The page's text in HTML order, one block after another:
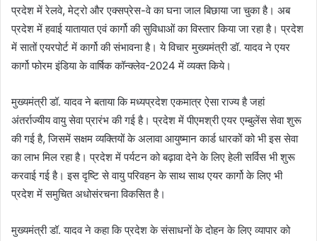
प्रदेश में रेलवे, मेट्रो और एक्सप्रेस-वे का घना जाल बिछाया जा चुका है। अब
प्रदेश में हवाई यातायात एवं कार्गो की सुविधाओं का विस्तार किया जा रहा है। प्रदेश
में सातों एयरपोर्ट में कार्गो की संभावना है। ये विचार मुख्यमंत्री डॉ. यादव ने एयर
कार्गो फोरम इंडिया के वार्षिक कॉन्क्लेव-2024 में व्यक्त किये।
मुख्यमंत्री डॉ. यादव ने बताया कि मध्यप्रदेश एकमात्र ऐसा राज्य है जहां
अंतर्राज्यीय वायु सेवा प्रारंभ की गई है। प्रदेश में पीएमश्री एयर एम्बुलेंस सेवा शुरू
की गई है, जिसमें सक्षम व्यक्तियों के अलावा आयुष्मान कार्ड धारकों को भी इस सेवा
का लाभ मिल रहा है। प्रदेश में पर्यटन को बढ़ावा देने के लिए हेली सर्विस भी शुरू
करवाई गई है। इस दृष्टि से वायु परिवहन के साथ साथ एयर कार्गो के लिए भी
प्रदेश में समुचित अधोसंरचना विकसित है।
मुख्यमंत्री डॉ. यादव ने कहा कि प्रदेश के संसाधनों के दोहन के लिए व्यापार को